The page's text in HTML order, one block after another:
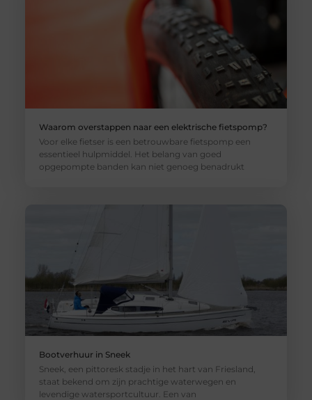
Waarom overstappen naar een elektrische fietspomp?
Voor elke fietser is een betrouwbare fietspomp een
essentieel hulpmiddel. Het belang van goed
opgepompte banden kan niet genoeg benadrukt
Bootverhuur in Sneek
Sneek, een pittoresk stadje in het hart van Friesland,
staat bekend om zijn prachtige waterwegen en
levendige watersportcultuur. Een van